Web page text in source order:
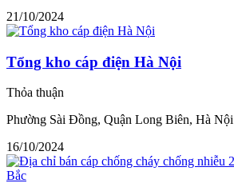
21/10/2024
Tổng kho cáp điện Hà Nội
Thỏa thuận
Phường Sài Đồng, Quận Long Biên, Hà Nội
16/10/2024